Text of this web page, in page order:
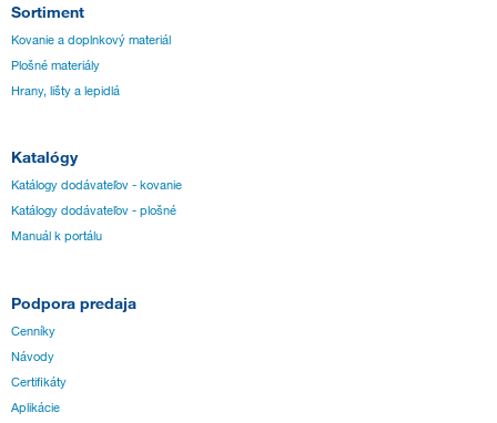
Sortiment
Kovanie a doplnkový materiál
Plošné materiály
Hrany, lišty a lepidlá
Katalógy
Katálogy dodávateľov - kovanie
Katálogy dodávateľov - plošné
Manuál k portálu
Podpora predaja
Cenníky
Návody
Certifikáty
Aplikácie